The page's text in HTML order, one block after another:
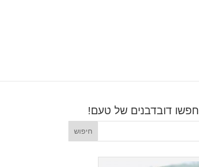
חפשו דובדבנים של טעם!